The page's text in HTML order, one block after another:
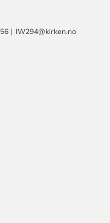
| IW294@kirken.no